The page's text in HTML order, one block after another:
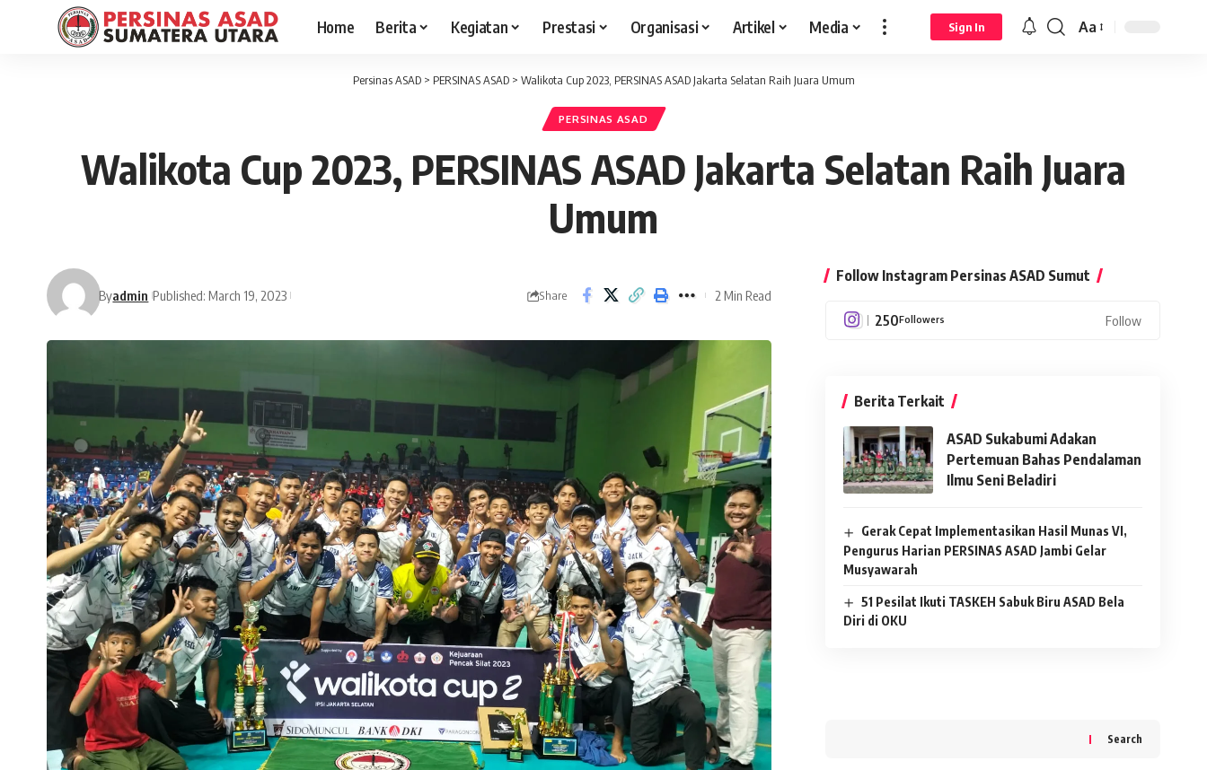
Home Berita Kegiatan Prestasi Organisasi Artikel Media Sign In
Font
Aa
Persinas ASAD> PERSINAS ASAD> Walikota Cup 2023, PERSINAS ASAD Jakarta Selatan Raih Juara Umum
PERSINAS ASAD
Walikota Cup 2023, PERSINAS ASAD Jakarta Selatan Raih Juara
Umum
Byadmin Published: March 19, 2023 Share 2 Min Read
Follow Instagram Persinas ASAD Sumut
250Followers Follow
Berita Terkait
ASAD Sukabumi Adakan
Pertemuan Bahas Pendalaman
Ilmu Seni Beladiri
Gerak Cepat Implementasikan Hasil Munas VI,
Pengurus Harian PERSINAS ASAD Jambi Gelar
Musyawarah
51 Pesilat Ikuti TASKEH Sabuk Biru ASAD Bela
Diri di OKU
Search